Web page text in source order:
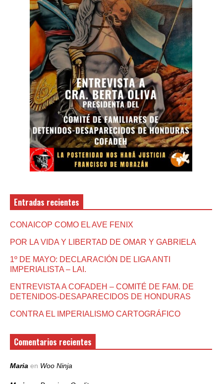
Entradas recientes
CONAICOP COMO EL AVE FENIX
POR LA VIDA Y LIBERTAD DE OMAR Y GABRIELA
1º DE MAYO: DECLARACIÓN DE LIGA ANTI
IMPERIALISTA – LAI.
ENTREVISTA A COFADEH – COMITÉ DE FAM. DE
DETENIDOS-DESAPARECIDOS DE HONDURAS
CONTRA EL IMPERIALISMO CARTOGRÁFICO
Comentarios recientes
Maria en Woo Ninja